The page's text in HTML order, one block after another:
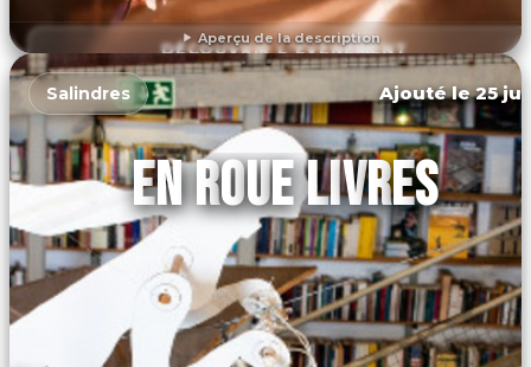
Aperçu de la description
DÉCOUVRIR L'ÉVÉNEMENT
Salindres Ajouté le 25
EN ROUE LIVRES